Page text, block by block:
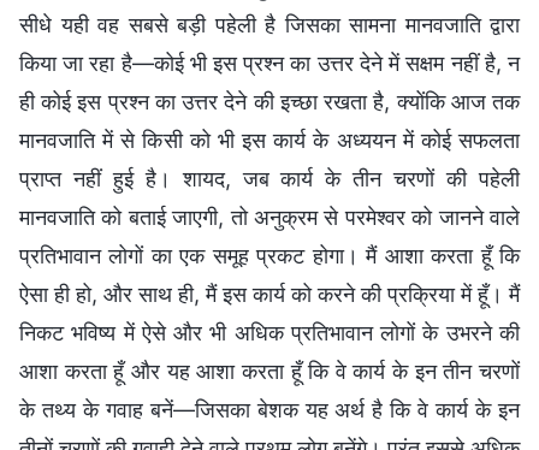
सीधे यही वह सबसे बड़ी पहेली है जिसका सामना मानवजाति द्वारा
किया जा रहा है—कोई भी इस प्रश्न का उत्तर देने में सक्षम नहीं है, न
ही कोई इस प्रश्न का उत्तर देने की इच्छा रखता है, क्योंकि आज तक
मानवजाति में से किसी को भी इस कार्य के अध्ययन में कोई सफलता
प्राप्त नहीं हुई है। शायद, जब कार्य के तीन चरणों की पहेली
मानवजाति को बताई जाएगी, तो अनुक्रम से परमेश्वर को जानने वाले
प्रतिभावान लोगों का एक समूह प्रकट होगा। मैं आशा करता हूँ कि
ऐसा ही हो, और साथ ही, मैं इस कार्य को करने की प्रक्रिया में हूँ। मैं
निकट भविष्य में ऐसे और भी अधिक प्रतिभावान लोगों के उभरने की
आशा करता हूँ और यह आशा करता हूँ कि वे कार्य के इन तीन चरणों
के तथ्य के गवाह बनें—जिसका बेशक यह अर्थ है कि वे कार्य के इन